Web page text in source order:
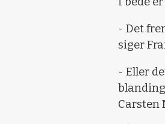
- Det
siger
- Eller
Carsten